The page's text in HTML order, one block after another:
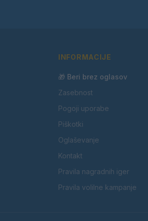
INFORMACIJE
🎁 Beri brez oglasov
Zasebnost
Pogoji uporabe
Piškotki
Oglaševanje
Kontakt
Pravila nagradnih iger
Pravila volilne kampanje